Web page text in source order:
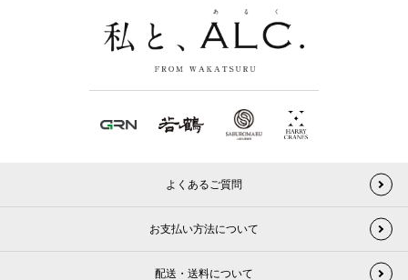
よくあるご質問
お支払い方法について
配送・送料について